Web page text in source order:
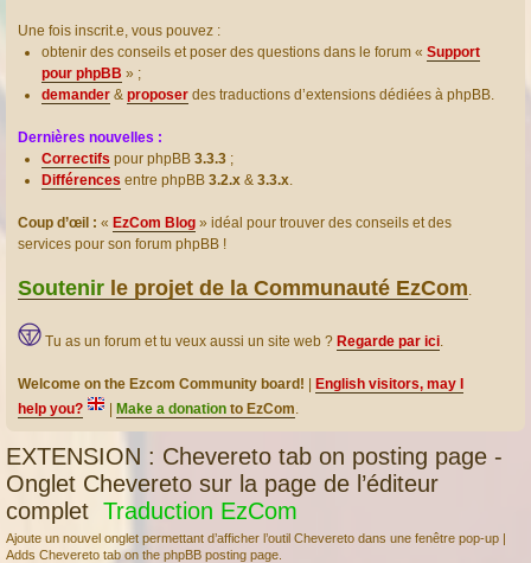
Une fois inscrit.e, vous pouvez :
obtenir des conseils et poser des questions dans le forum « Support
pour phpBB » ;
demander & proposer des traductions d’extensions dédiées à phpBB.
Dernières nouvelles :
Correctifs pour phpBB 3.3.3 ;
Différences entre phpBB 3.2.x & 3.3.x.
Coup d’œil : « EzCom Blog » idéal pour trouver des conseils et des
services pour son forum phpBB !
Soutenir le projet de la Communauté EzCom.
Tu as un forum et tu veux aussi un site web ? Regarde par ici.
Welcome on the Ezcom Community board!
English visitors, may I
help you?
Make a donation to EzCom.
EXTENSION : Chevereto tab on posting page -
Onglet Chevereto sur la page de l’éditeur
complet Traduction EzCom
Ajoute un nouvel onglet permettant d’afficher l’outil Chevereto dans une fenêtre pop-up |
Adds Chevereto tab on the phpBB posting page.